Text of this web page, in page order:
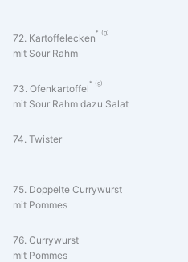
72. Kartoffelecken g
mit Sour Rahm
73. Ofenkartoffel g
mit Sour Rahm dazu Salat
74. Twister
75. Doppelte Currywurst
mit Pommes
76. Currywurst
mit Pommes